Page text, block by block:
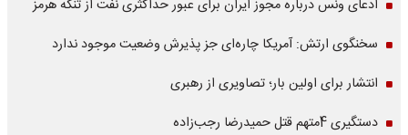
ادعای ونس درباره مجوز ایران برای عبور حداکثری نفت از تنگه هرمز
سخنگوی ارتش: آمریکا چاره‌ای جز پذیرش وضعیت موجود ندارد
انتشار برای اولین بار؛ تصاویری از رهبری
دستگیری 4متهم قتل حمیدرضا رجب‌زاده